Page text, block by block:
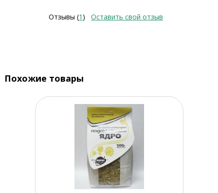
Отзывы (1 ) Оставить свой отзыв
Похожие товары